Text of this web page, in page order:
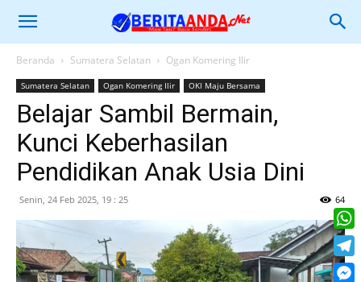
Beranda Sumatera Selatan Ogan Komering Ilir
Sumatera Selatan Ogan Komering Ilir OKI Maju Bersama
Belajar Sambil Bermain,
Kunci Keberhasilan
Pendidikan Anak Usia Dini
Senin, 24 Feb 2025, 19 : 25 64